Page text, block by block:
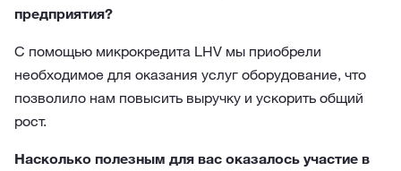
предприятия?
С помощью микрокредита LHV мы приобрели
необходимое для оказания услуг оборудование, что
позволило нам повысить выручку и ускорить общий
рост.
Насколько полезным для вас оказалось участие в